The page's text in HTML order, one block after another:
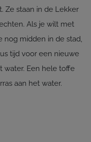
Ze staan in de Lekker
Als je wilt met
nog midden in de stad,
tijd voor een nieuwe
water. Een hele toffe
aan het water.